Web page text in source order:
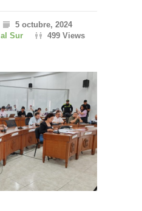
5 octubre, 2024
Sur
499 Views